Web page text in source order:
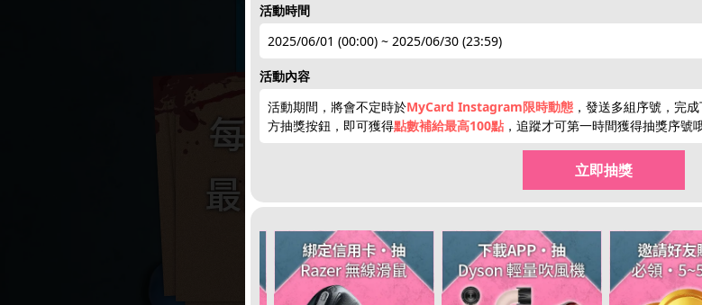
活動時間
2025/06/01 (00:00) ~ 2025/06/30 (23:59)
活動內容
活動期間，將會不定時於MyCard Instagram限時動態 ，發送多組序號，完
方抽獎按鈕，即可獲得點數補給最高100點 ，追蹤才可第一時間獲得抽獎序號
立即抽獎